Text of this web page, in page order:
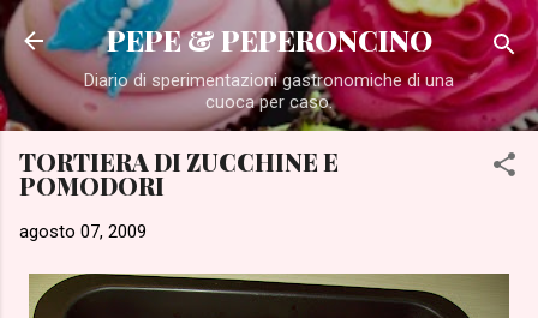
Passa ai contenuti principali
PEPE & PEPERONCINO
Diario di sperimentazioni gastronomiche di una
cuoca per caso.
TORTIERA DI ZUCCHINE E
POMODORI
agosto 07, 2009